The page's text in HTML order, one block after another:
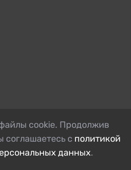
cookie. Продолжив
соглашаетесь с политикой
данных.